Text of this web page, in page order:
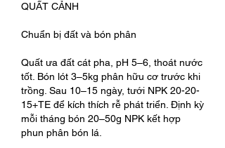
QUẤT CẢNH
Chuẩn bị đất và bón phân
Quất ưa đất cát pha, pH 5–6, thoát nước
tốt. Bón lót 3–5kg phân hữu cơ trước khi
trồng. Sau 10–15 ngày, tưới NPK 20-20-
15+TE để kích thích rễ phát triển. Định kỳ
mỗi tháng bón 20–50g NPK kết hợp
phun phân bón lá.